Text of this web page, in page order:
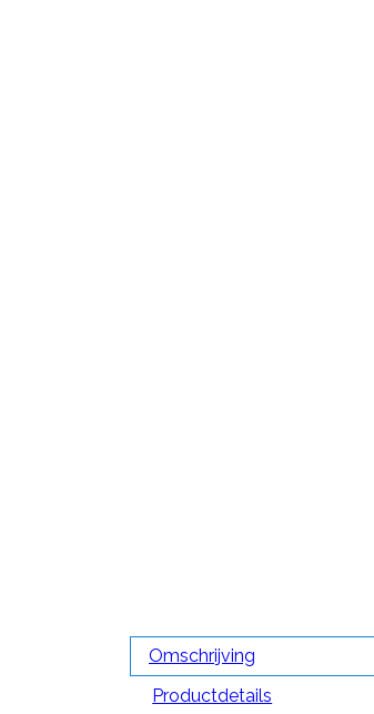
Omschrijving
Productdetails